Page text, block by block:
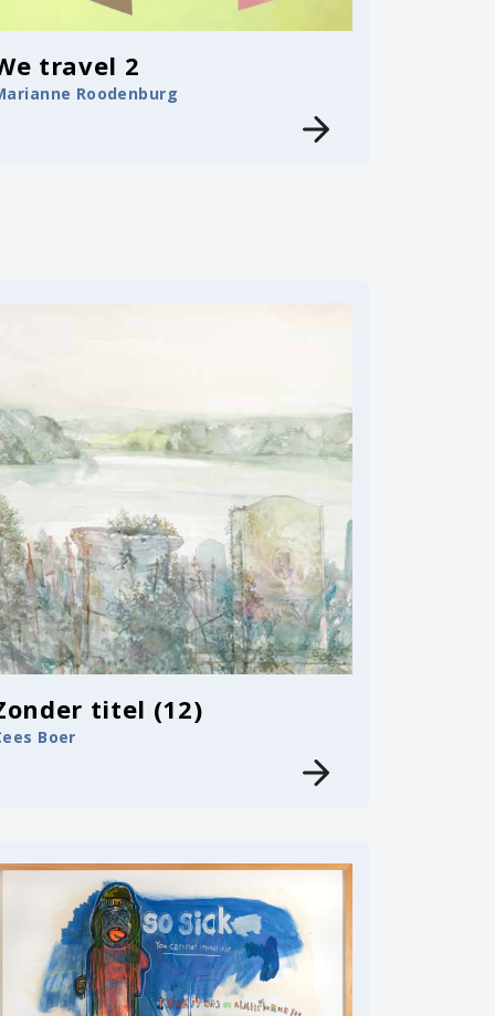
travel 2
Roodenburg
titel (12)
Boer